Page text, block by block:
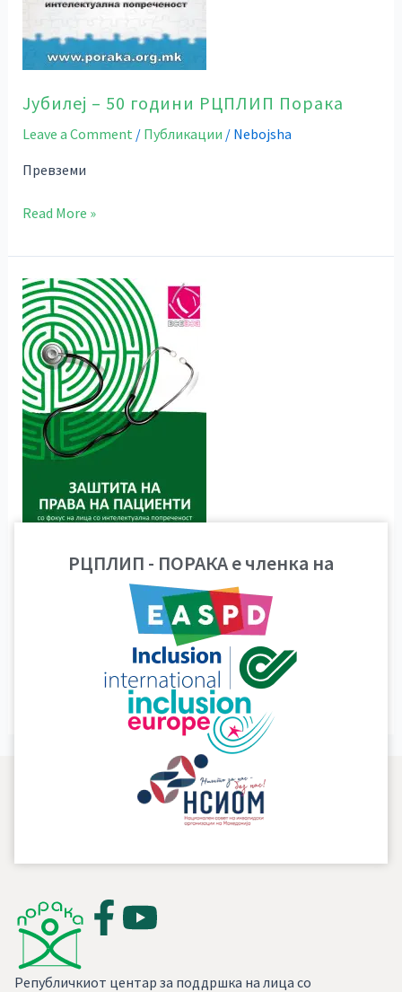
Јубилеј – 50 години РЦПЛИП Порака
Leave a Comment / Публикации / Nebojsha
Превземи
Read More »
Заштита на права на пациенти
/ Публикации/Nebojsha
Заштита
на
права
на
пациенти
РЦПЛИП - ПОРАКА е членка на
Републичкиот центар за поддршка на лица со